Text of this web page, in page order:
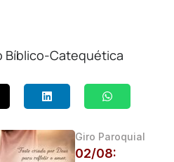
Bíblico-Catequética
Giro Paroquial
02/08: